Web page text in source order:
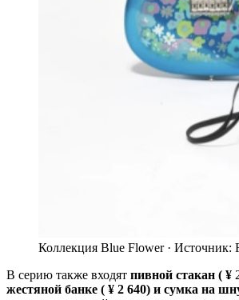
Коллекция Blue Flower · Источник:
В серию также входят пивной стакан ( ¥
жестяной банке ( ¥ 2 640) и сумка на